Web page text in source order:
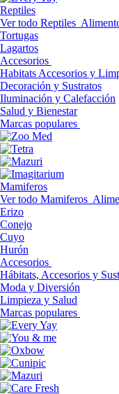
Reptiles
Ver todo Reptiles
Tortugas
Lagartos
Accesorios
Habitats Accesorios y
Decoración y Sustratos
Iluminación y Calefacción
Salud y Bienestar
Marcas populares
Mamiferos
Ver todo Mamiferos
Erizo
Conejo
Cuyo
Hurón
Accesorios
Hábitats, Accesorios y
Moda y Diversión
Limpieza y Salud
Marcas populares